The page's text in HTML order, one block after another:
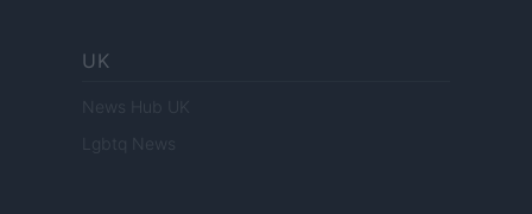
UK
News Hub UK
Lgbtq News